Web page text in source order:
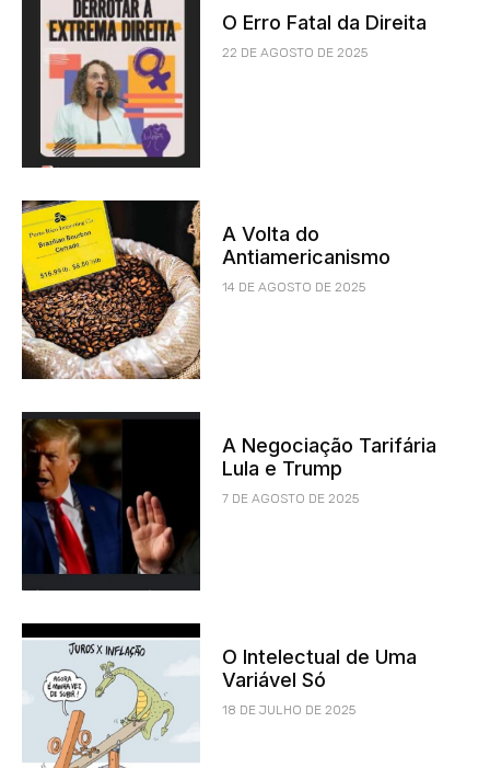
O Erro Fatal da Direita
22 DE AGOSTO DE 2025
A Volta do
Antiamericanismo
14 DE AGOSTO DE 2025
A Negociação Tarifária
Lula e Trump
7 DE AGOSTO DE 2025
O Intelectual de Uma
Variável Só
18 DE JULHO DE 2025